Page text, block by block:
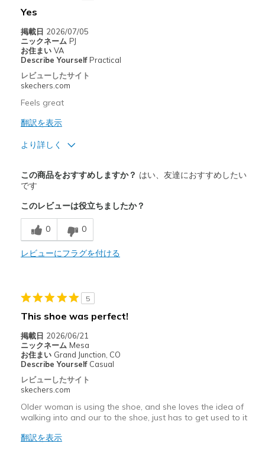
Width
Sizing
View On Shoes
Yes
掲載日 2026/07/05
ニックネーム PJ
お住まい VA
Describe Yourself Practical
レビューしたサイト
skechers.com
Feels great
翻訳を表示
より詳しく
Comfortable
Stylish
以下に最適
Casual Wear
Sizing
Feels true to size
View On Shoes
I'm Into Shoes
この商品をおすすめしますか？ はい、友達におすすめしたい
です
このレビューは役立ちましたか？
0 0
レビューにフラグを付ける
5
This shoe was perfect!
掲載日 2026/06/21
ニックネーム Mesa
お住まい Grand Junction, CO
Describe Yourself Casual
レビューしたサイト
skechers.com
Older woman is using the shoe, and she loves the idea of
walking into and our to the shoe, just has to get used to it
翻訳を表示